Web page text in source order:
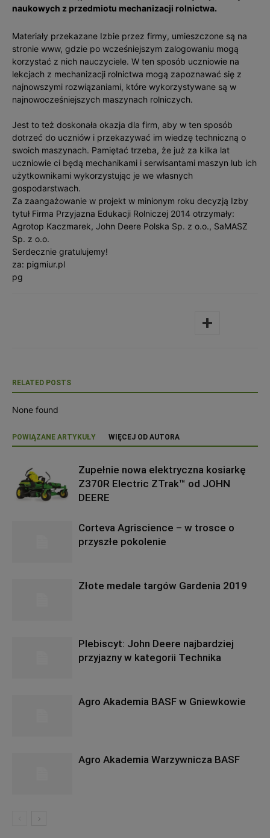
naukowych z przedmiotu mechanizacji rolnictwa.
Materiały przekazane Izbie przez firmy, umieszczone są na
stronie www, gdzie po wcześniejszym zalogowaniu mogą
korzystać z nich nauczyciele. W ten sposób uczniowie na
lekcjach z mechanizacji rolnictwa mogą zapoznawać się z
najnowszymi rozwiązaniami, które wykorzystywane są w
najnowocześniejszych maszynach rolniczych.
Jest to też doskonała okazja dla firm, aby w ten sposób
dotrzeć do uczniów i przekazywać im wiedzę techniczną o
swoich maszynach. Pamiętać trzeba, że już za kilka lat
uczniowie ci będą mechanikami i serwisantami maszyn lub ich
użytkownikami wykorzystując je we własnych
gospodarstwach.
Za zaangażowanie w projekt w minionym roku decyzją Izby
tytuł Firma Przyjazna Edukacji Rolniczej 2014 otrzymały:
Agrotop Kaczmarek, John Deere Polska Sp. z o.o., SaMASZ
Sp. z o.o.
Serdecznie gratulujemy!
za: pigmiur.pl
pg
RELATED POSTS
None found
POWIĄZANE ARTYKUŁY WIĘCEJ OD AUTORA
Zupełnie nowa elektryczna kosiarkę
Z370R Electric ZTrak™ od JOHN
DEERE
Corteva Agriscience – w trosce o
przyszłe pokolenie
Złote medale targów Gardenia 2019
Plebiscyt: John Deere najbardziej
przyjazny w kategorii Technika
Agro Akademia BASF w Gniewkowie
Agro Akademia Warzywnicza BASF